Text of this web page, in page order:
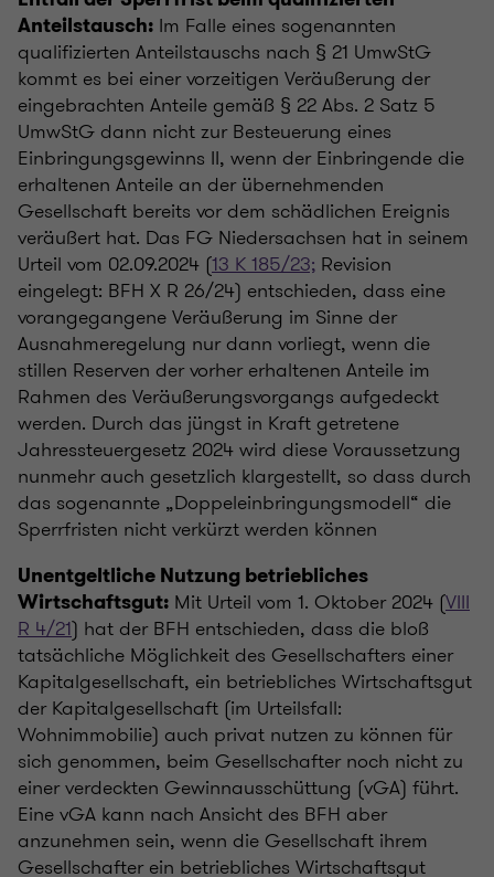
Anteilstausch: Im Falle eines sogenannten
qualifizierten Anteilstauschs nach § 21 UmwStG
kommt es bei einer vorzeitigen Veräußerung der
eingebrachten Anteile gemäß § 22 Abs. 2 Satz 5
UmwStG dann nicht zur Besteuerung eines
Einbringungsgewinns II, wenn der Einbringende die
erhaltenen Anteile an der übernehmenden
Gesellschaft bereits vor dem schädlichen Ereignis
veräußert hat. Das FG Niedersachsen hat in seinem
Urteil vom 02.09.2024 (13 K 185/23; Revision
eingelegt: BFH X R 26/24) entschieden, dass eine
vorangegangene Veräußerung im Sinne der
Ausnahmeregelung nur dann vorliegt, wenn die
stillen Reserven der vorher erhaltenen Anteile im
Rahmen des Veräußerungsvorgangs aufgedeckt
werden. Durch das jüngst in Kraft getretene
Jahressteuergesetz 2024 wird diese Voraussetzung
nunmehr auch gesetzlich klargestellt, so dass durch
das sogenannte „Doppeleinbringungsmodell“ die
Sperrfristen nicht verkürzt werden können
Unentgeltliche Nutzung betriebliches
Wirtschaftsgut: Mit Urteil vom 1. Oktober 2024 (VIII
R 4/21) hat der BFH entschieden, dass die bloß
tatsächliche Möglichkeit des Gesellschafters einer
Kapitalgesellschaft, ein betriebliches Wirtschaftsgut
der Kapitalgesellschaft (im Urteilsfall:
Wohnimmobilie) auch privat nutzen zu können für
sich genommen, beim Gesellschafter noch nicht zu
einer verdeckten Gewinnausschüttung (vGA) führt.
Eine vGA kann nach Ansicht des BFH aber
anzunehmen sein, wenn die Gesellschaft ihrem
Gesellschafter ein betriebliches Wirtschaftsgut